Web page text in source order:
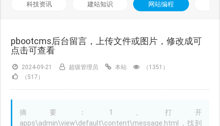
科技资讯 建站知识 网站编程
pbootcms后台留言，上传文件或图片，修改成可
点击可查看
2024-09-21 超级管理员 本站
（1351）
（517）
摘要：1、打开
apps\admin\view\default\content\message.html，找到